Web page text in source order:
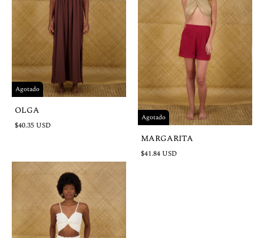
Agotado
OLGA
$40.35 USD
Agotado
MARGARITA
$41.84 USD